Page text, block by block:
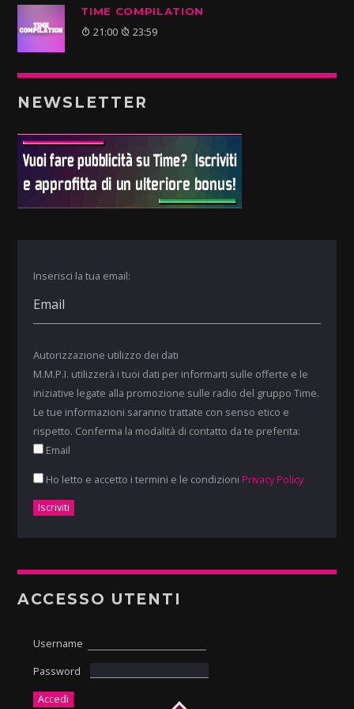
TIME COMPILATION
21:00 23:59
NEWSLETTER
Inserisci la tua email:
Autorizzazione utilizzo dei dati
M.M.P.I. utilizzerà i tuoi dati per informarti sulle offerte e le
iniziative legate alla promozione sulle radio del gruppo Time.
Le tue informazioni saranno trattate con senso etico e
rispetto. Conferma la modalità di contatto da te preferita:
Email
Ho letto e accetto i termini e le condizioni Privacy Policy
ACCESSO UTENTI
Username
Password